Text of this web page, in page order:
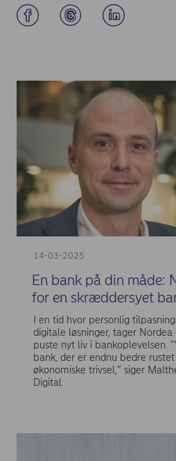
14-03-2025
En bank på din måde:
for en skræddersyet
I en tid hvor personlig
digitale løsninger, tager
puste nyt liv i bankoplevelsen.
bank, der er endnu bedre
økonomiske trivsel,” siger
Digital.